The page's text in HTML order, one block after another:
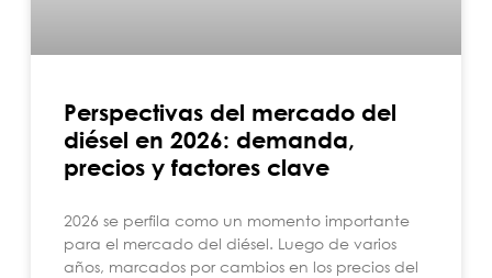
Perspectivas del mercado del
diésel en 2026: demanda,
precios y factores clave
2026 se perfila como un momento importante
para el mercado del diésel. Luego de varios
años, marcados por cambios en los precios del